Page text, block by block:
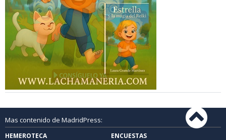
Mas contenido de MadridPress:
HEMEROTECA ENCUESTAS